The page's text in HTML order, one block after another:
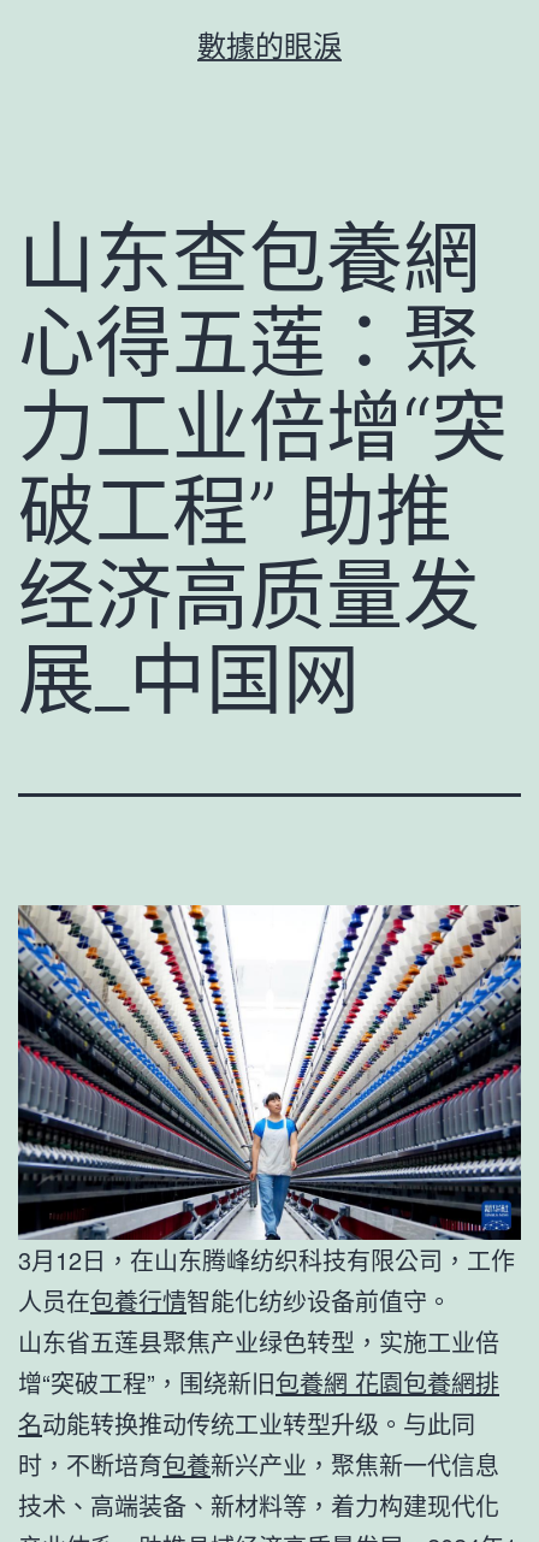
數據的眼淚
山东查包養網
心得五莲：聚
力工业倍增“突
破工程” 助推
经济高质量发
展_中国网
3月12日，在山东腾峰纺织科技有限公司，工作
人员在包養行情智能化纺纱设备前值守。
山东省五莲县聚焦产业绿色转型，实施工业倍
增“突破工程”，围绕新旧包養網 花園包養網排
名动能转换推动传统工业转型升级。与此同
时，不断培育包養新兴产业，聚焦新一代信息
技术、高端装备、新材料等，着力构建现代化